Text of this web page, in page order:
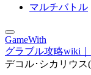
マルチバトル
GameWith
グラブル攻略wiki
デコル･シカリウ